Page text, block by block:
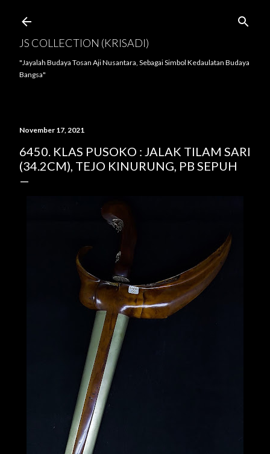
JS COLLECTION (KRISADI)
"Jayalah Budaya Tosan Aji Nusantara, Sebagai Simbol Kedaulatan Budaya
Bangsa"
November 17, 2021
6450. KLAS PUSOKO : JALAK TILAM SARI
(34.2CM), TEJO KINURUNG, PB SEPUH